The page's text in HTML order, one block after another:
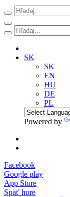
SK
SK
EN
HU
DE
PL
Powered by
Facebook
Google play
App Store
Späť hore